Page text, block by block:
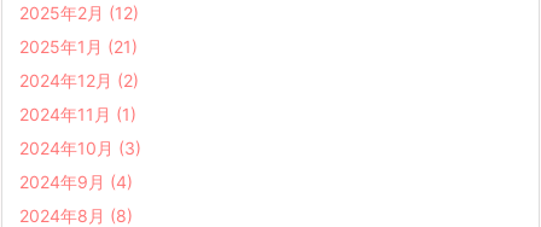
2025年2月 (12)
2025年1月 (21)
2024年12月 (2)
2024年11月 (1)
2024年10月 (3)
2024年9月 (4)
2024年8月 (8)